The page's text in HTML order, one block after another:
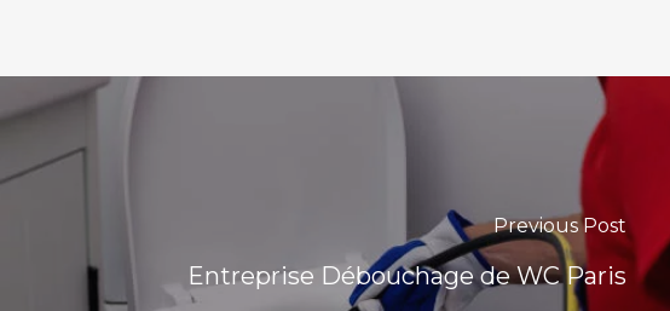
Previous Post
Entreprise Débouchage de WC Paris